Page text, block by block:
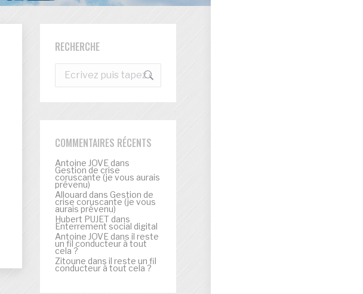
RECHERCHE
Recherche
COMMENTAIRES RÉCENTS
Antoine JOVEdans
Gestion de crise
coruscante (je vous aurais
prévenu)
Allouard dans Gestion de
crise coruscante (je vous
aurais prévenu)
Hubert PUJETdans
Enterrement social digital
Antoine JOVEdans il reste
un fil conducteur à tout
cela ?
Zitoune dans il reste un fil
conducteur à tout cela ?